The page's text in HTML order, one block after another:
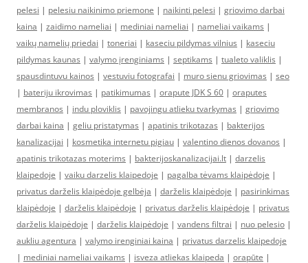
pelesi | pelesiu naikinimo priemone | naikinti pelesi | griovimo darbai
kaina | zaidimo nameliai | mediniai nameliai | nameliai vaikams |
vaikų namelių priedai | toneriai | kaseciu pildymas vilnius | kaseciu
pildymas kaunas | valymo įrenginiams | septikams | tualeto valiklis |
spausdintuvu kainos | vestuviu fotografai | muro sienu griovimas | seo
| bateriju ikrovimas | patikimumas | orapute JDK S 60 | oraputes
membranos | indu ploviklis | pavojingu atlieku tvarkymas | griovimo
darbai kaina | geliu pristatymas | apatinis trikotazas | bakterijos
kanalizacijai | kosmetika internetu pigiau | valentino dienos dovanos |
apatinis trikotazas moterims | bakterijoskanalizacijai.lt | darzelis
klaipedoje | vaiku darzelis klaipedoje | pagalba tėvams klaipėdoje |
privatus darželis klaipėdoje gelbėja | darželis klaipėdoje | pasirinkimas
klaipėdoje | darželis klaipėdoje | privatus darželis klaipėdoje | privatus
darželis klaipėdoje | darželis klaipėdoje | vandens filtrai | nuo pelesio |
aukliu agentura | valymo irenginiai kaina | privatus darzelis klaipedoje
| mediniai nameliai vaikams | isveza atliekas klaipeda | orapūte |